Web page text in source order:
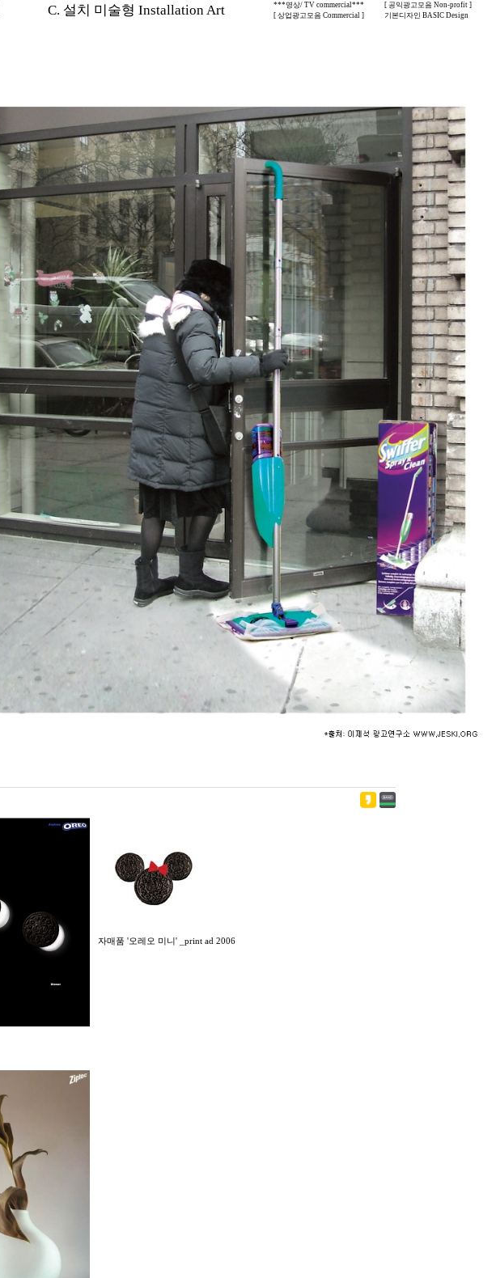
C. 설치 미술형 Installation Art ***영상/ TV commercial***
[ 공익광고모음 Non-profit ]
[ 상업광고모음 Commercial ]
기본디자인 BASIC Design
자매품 '오레오 미니' _print ad 2006